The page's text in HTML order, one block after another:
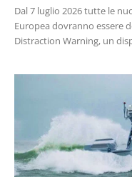
Dal 7 luglio 2026 tutte le
Europea dovranno essere
Distraction Warning, un